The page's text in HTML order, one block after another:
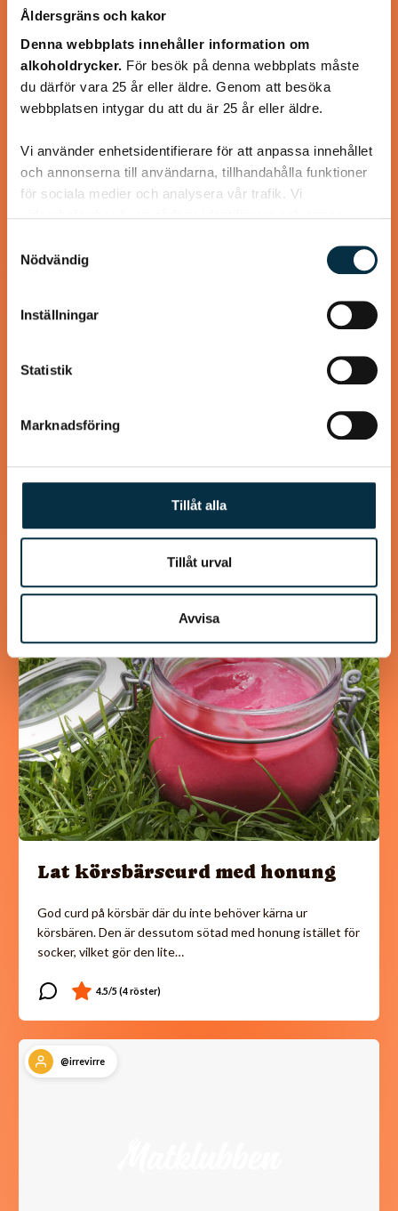
Åldersgräns och kakor
Denna webbplats innehåller information om
alkoholdrycker. För besök på denna webbplats måste
du därför vara 25 år eller äldre. Genom att besöka
webbplatsen intygar du att du är 25 år eller äldre.
Vi använder enhetsidentifierare för att anpassa innehållet
och annonserna till användarna, tillhandahålla funktioner
för sociala medier och analysera vår trafik. Vi
annons- och analysföretag som vi samarbetar med.
Dessa kan i sin tur kombinera informationen med annan
information som du har tillhandahållit eller som de har
samlat in när du har använt deras tjänster.
Nödvändig
Inställningar
Statistik
Marknadsföring
Tillåt alla
Tillåt urval
Avvisa
Glutenfritt tunnbröd som smakar lika bra som den ”vanliga”
varianten med vete.
@asaeon
pannkakor
Detta recept innehåller mer ägg än ett vanligt
pannkaksrecept, eftersom det mättar mer och eftersom
Lat körsbärscurd med honung
God curd på körsbär där du inte behöver kärna ur
körsbären. Den är dessutom sötad med honung istället för
socker, vilket gör den lite…
@irrevirre